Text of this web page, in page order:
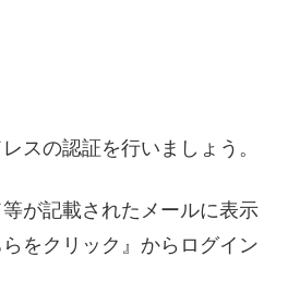
スの認証を行いましょう。
が記載されたメールに表示
をクリック』からログイン